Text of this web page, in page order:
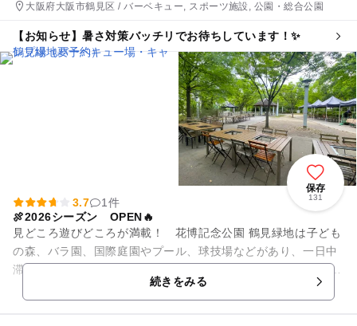
大阪府大阪市鶴見区 / バーベキュー, スポーツ施設, 公園・総合公園
【お知らせ】暑さ対策バッチリでお待ちしています！✨
保存
131
3.7
1件
🍖2026シーズン OPEN🔥
見どころ遊びどころが満載！ 花博記念公園 鶴見緑地は子ども
の森、バラ園、国際庭園やプール、球技場などがあり、一日中
滞在を満喫できる広い公園です。 そんな園内にあるバーベキュ
続きをみる